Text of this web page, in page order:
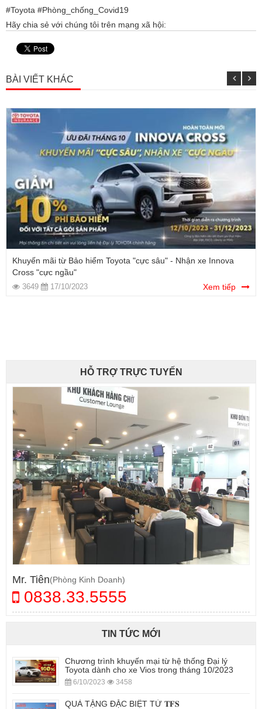
#Toyota #Phòng_chống_Covid19
Hãy chia sẻ với chúng tôi trên mạng xã hội:
BÀI VIẾT KHÁC
Khuyến mãi từ Bảo hiểm Toyota "cực sâu" - Nhận xe Innova
Cross "cực ngầu"
3649 17/10/2023 Xem tiếp
HỖ TRỢ TRỰC TUYẾN
Mr. Tiên(Phòng Kinh Doanh)
0838.33.5555
TIN TỨC MỚI
Chương trình khuyến mại từ hệ thống Đại lý
Toyota dành cho xe Vios trong tháng 10/2023
6/10/2023 3458
QUÀ TẶNG ĐẶC BIỆT TỪ 𝐓𝐅𝐒